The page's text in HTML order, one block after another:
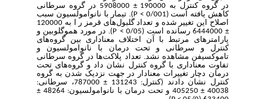
در گروه کنترل به 190000
±
5908000 در گروه سرطانی
کاهش یافته است (0/001
P <). تیمار با نانوامولسیون سبب
اصلاح این تغییر شده و تعداد گلبول‌های قرمز ر ا به 120000
6444000 رسانده است (0/05 P <
)
.در مورد هموگلوبین و
پارامترهای مرتبط با آن اختلاف معناداری بین گروه‌های
کنترل و سرطانی و تحت درمان با نانوامولسیون و
تاموکسیفن مشاهده نشد. تعداد پلاکت‌ها در گروه سرطانی
تفاوت معناداری با گروه کنترل نشان داد و گروه‌های تحت
درمان دچار تغییرات معنادار در جهت نزدیک شدن به گروه
کنترل نشان دادند (کنترل: 131243
±
787000، سرطانی:
40038
± 405250 و تحت درمان با نانوامولسیون: 48264
±